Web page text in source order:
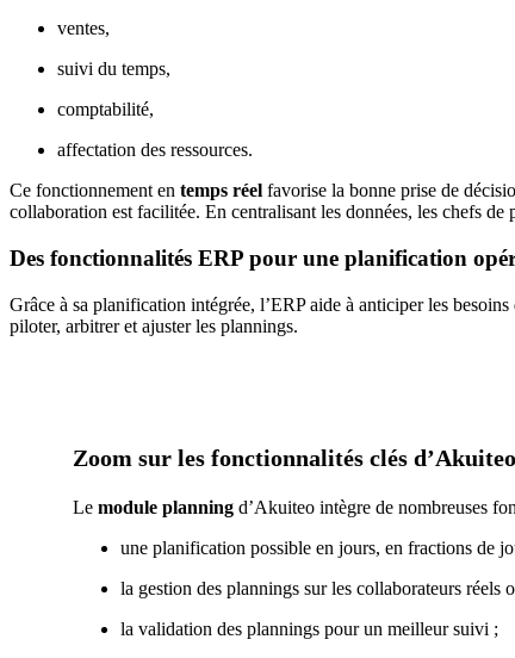
ventes,
suivi du temps,
comptabilité,
affectation des ressources.
Ce fonctionnement en temps réel favorise la bonne prise de
collaboration est facilitée. En centralisant les données, les chefs de
Des fonctionnalités ERP pour une planification
Grâce à sa planification intégrée, l’ERP aide à anticiper les
piloter, arbitrer et ajuster les plannings.
Zoom sur les fonctionnalités clés d’Akuiteo
Lemodule planningd’Akuiteo intègre de nombreuses
une planification possible en jours, en fractions de
la gestion des plannings sur les collaborateurs réels
la validation des plannings pour un meilleur suivi ;